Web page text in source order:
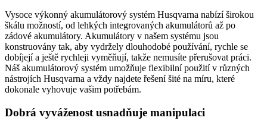
Vysoce výkonný akumulátorový systém Husqvarna nabízí širokou
škálu možností, od lehkých integrovaných akumulátorů až po
zádové akumulátory. Akumulátory v našem systému jsou
konstruovány tak, aby vydržely dlouhodobé používání, rychle se
dobíjejí a ještě rychleji vyměňují, takže nemusíte přerušovat práci.
Náš akumulátorový systém umožňuje flexibilní použití v různých
nástrojích Husqvarna a vždy najdete řešení šité na míru, které
dokonale vyhovuje vašim potřebám.
Dobrá vyváženost usnadňuje manipulaci